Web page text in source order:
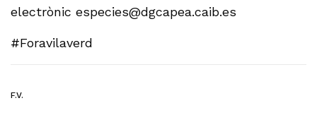
electrònic especies@dgcapea.caib.es
#Foravilaverd
F.V.